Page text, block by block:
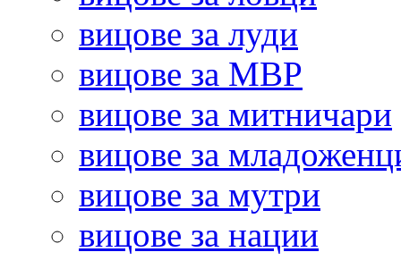
вицове за луди
вицове за МВР
вицове за митничари
вицове за
вицове за мутри
вицове за нации